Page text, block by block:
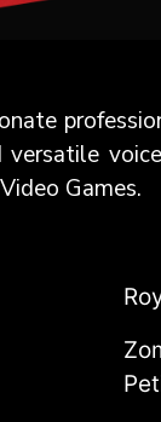
versatile
Games.